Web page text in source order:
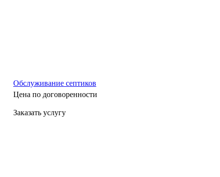
Обслуживание септиков
Цена по договоренности
Заказать услугу